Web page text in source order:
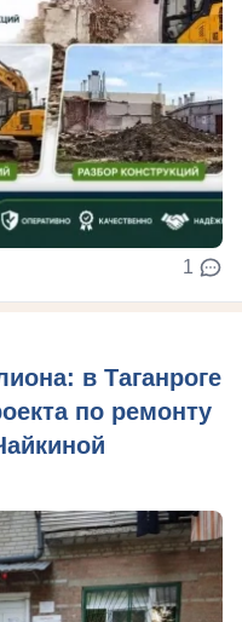
1
в Таганроге
по ремонту